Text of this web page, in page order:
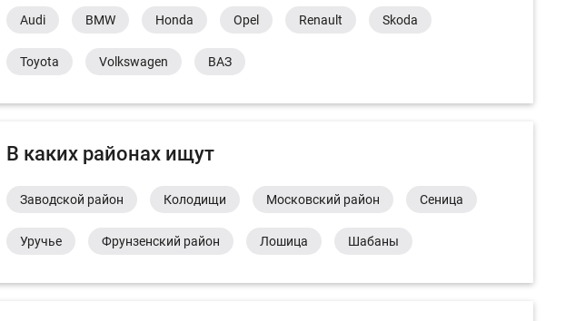
Audi BMW Honda Opel Renault Skoda
Toyota Volkswagen ВАЗ
В каких районах ищут
Заводской район Колодищи Московский район Сеница
Уручье Фрунзенский район Лошица Шабаны